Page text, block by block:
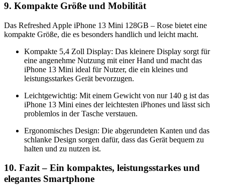
9. Kompakte Größe und Mobilität
Das Refreshed Apple iPhone 13 Mini 128GB – Rose bietet eine
kompakte Größe, die es besonders handlich und leicht macht.
Kompakte 5,4 Zoll Display: Das kleinere Display sorgt für
eine angenehme Nutzung mit einer Hand und macht das
iPhone 13 Mini ideal für Nutzer, die ein kleines und
leistungsstarkes Gerät bevorzugen.
Leichtgewichtig: Mit einem Gewicht von nur 140 g ist das
iPhone 13 Mini eines der leichtesten iPhones und lässt sich
problemlos in der Tasche verstauen.
Ergonomisches Design: Die abgerundeten Kanten und das
schlanke Design sorgen dafür, dass das Gerät bequem zu
halten und zu nutzen ist.
10. Fazit – Ein kompaktes, leistungsstarkes und
elegantes Smartphone